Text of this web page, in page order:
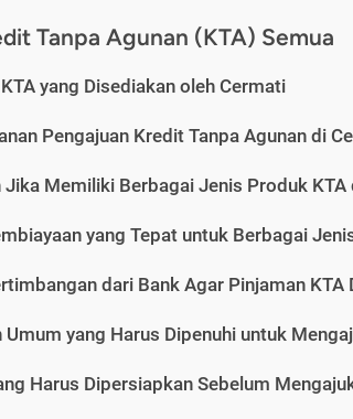
Tanpa Agunan (KTA) Semua
yang Disediakan oleh Cermati
Pengajuan Kredit Tanpa Agunan di
Jika Memiliki Berbagai Jenis Produk KTA
yang Tepat untuk Berbagai
dari Bank Agar Pinjaman KTA
Umum yang Harus Dipenuhi untuk
Harus Dipersiapkan Sebelum